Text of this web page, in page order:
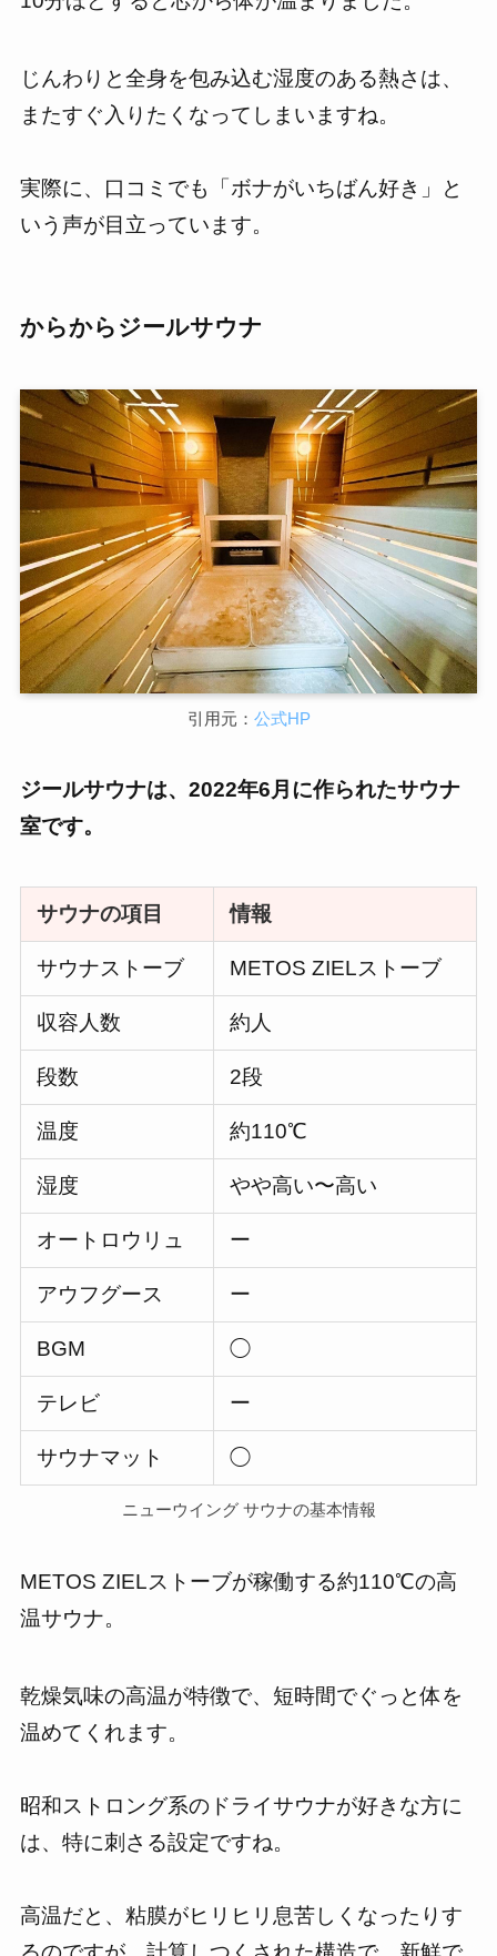
じんわりと全身を包み込む湿度のある熱さは、
またすぐ入りたくなってしまいますね。
実際に、口コミでも「ボナがいちばん好き」と
いう声が目立っています。
からからジールサウナ
引用元： 公式HP
ジールサウナは、2022年6月に作られたサウナ
室です。
サウナの項目 情報
サウナストーブ METOS ZIELストーブ
収容人数 約人
段数 2段
温度 約110℃
湿度 やや高い〜高い
オートロウリュ ー
アウフグース ー
BGM ◯
テレビ ー
サウナマット ◯
ニューウイング サウナの基本情報
METOS ZIELストーブが稼働する約110℃の高
温サウナ。
乾燥気味の高温が特徴で、短時間でぐっと体を
温めてくれます。
昭和ストロング系のドライサウナが好きな方に
は、特に刺さる設定ですね。
高温だと、粘膜がヒリヒリ息苦しくなったりす